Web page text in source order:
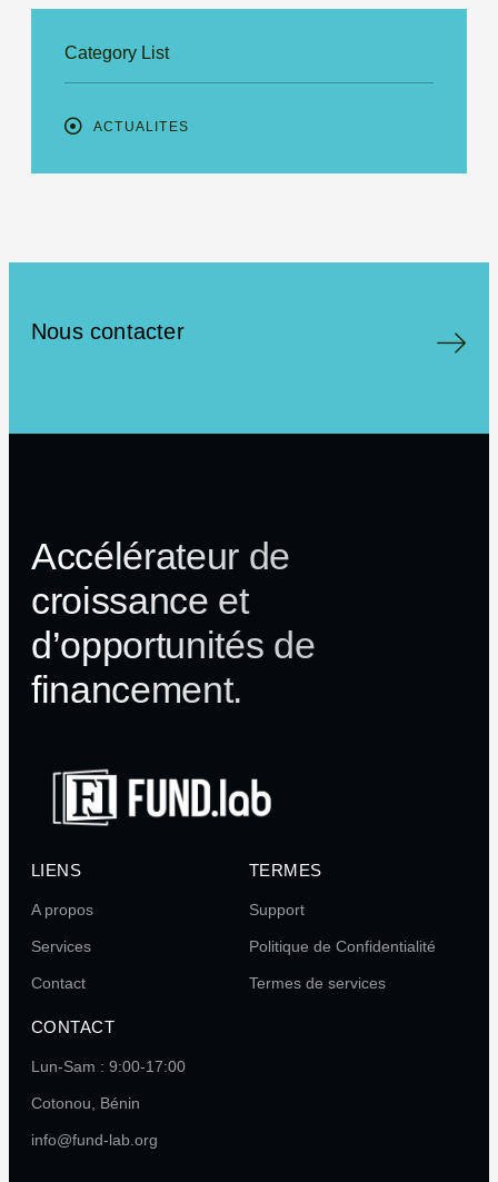
Category List
ACTUALITES
Accélérateur de
croissance et
d’opportunités de
financement.
Nous contacter
LIENS
A propos
Services
Contact
TERMES
Support
Politique de Confidentialité
Termes de services
CONTACT
Lun-Sam : 9:00-17:00
Cotonou, Bénin
info@fund-lab.org